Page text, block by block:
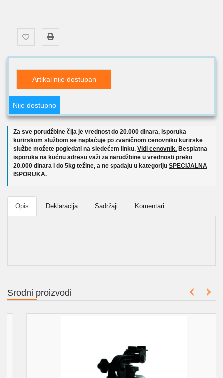
Artikal nije dostupan
Nije dostupno
Za sve porudžbine čija je vrednost do 20.000 dinara, isporuka
kurirskom službom se naplaćuje po zvaničnom cenovniku kurirske
službe možete pogledati na sledećem linku. Vidi cenovnik. Besplatna
isporuka na kućnu adresu važi za narudžbine u vrednosti preko
20.000 dinara i do 5kg težine, a ne spadaju u kategoriju SPECIJALNA
ISPORUKA.
Opis Deklaracija Sadržaji Komentari
Srodni proizvodi